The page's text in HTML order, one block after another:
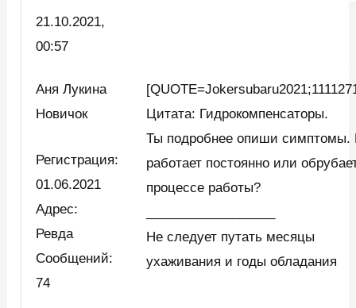
21.10.2021,
00:57
Аня Лукина
Новичок
Регистрация:
01.06.2021
Адрес:
Ревда
Сообщений:
74
Цитата: Гидрокомпенсаторы.
Ты подробнее опиши симптомы.
работает постоянно или
процессе работы?
Не следует путать месяцы
ухаживания и годы обладания